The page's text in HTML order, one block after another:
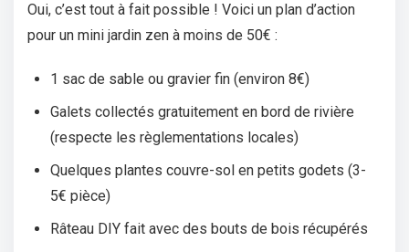
Oui, c’est tout à fait possible ! Voici un plan d’action
pour un mini jardin zen à moins de 50€ :
1 sac de sable ou gravier fin (environ 8€)
Galets collectés gratuitement en bord de rivière
(respecte les règlementations locales)
Quelques plantes couvre-sol en petits godets (3-
5€ pièce)
Râteau DIY fait avec des bouts de bois récupérés